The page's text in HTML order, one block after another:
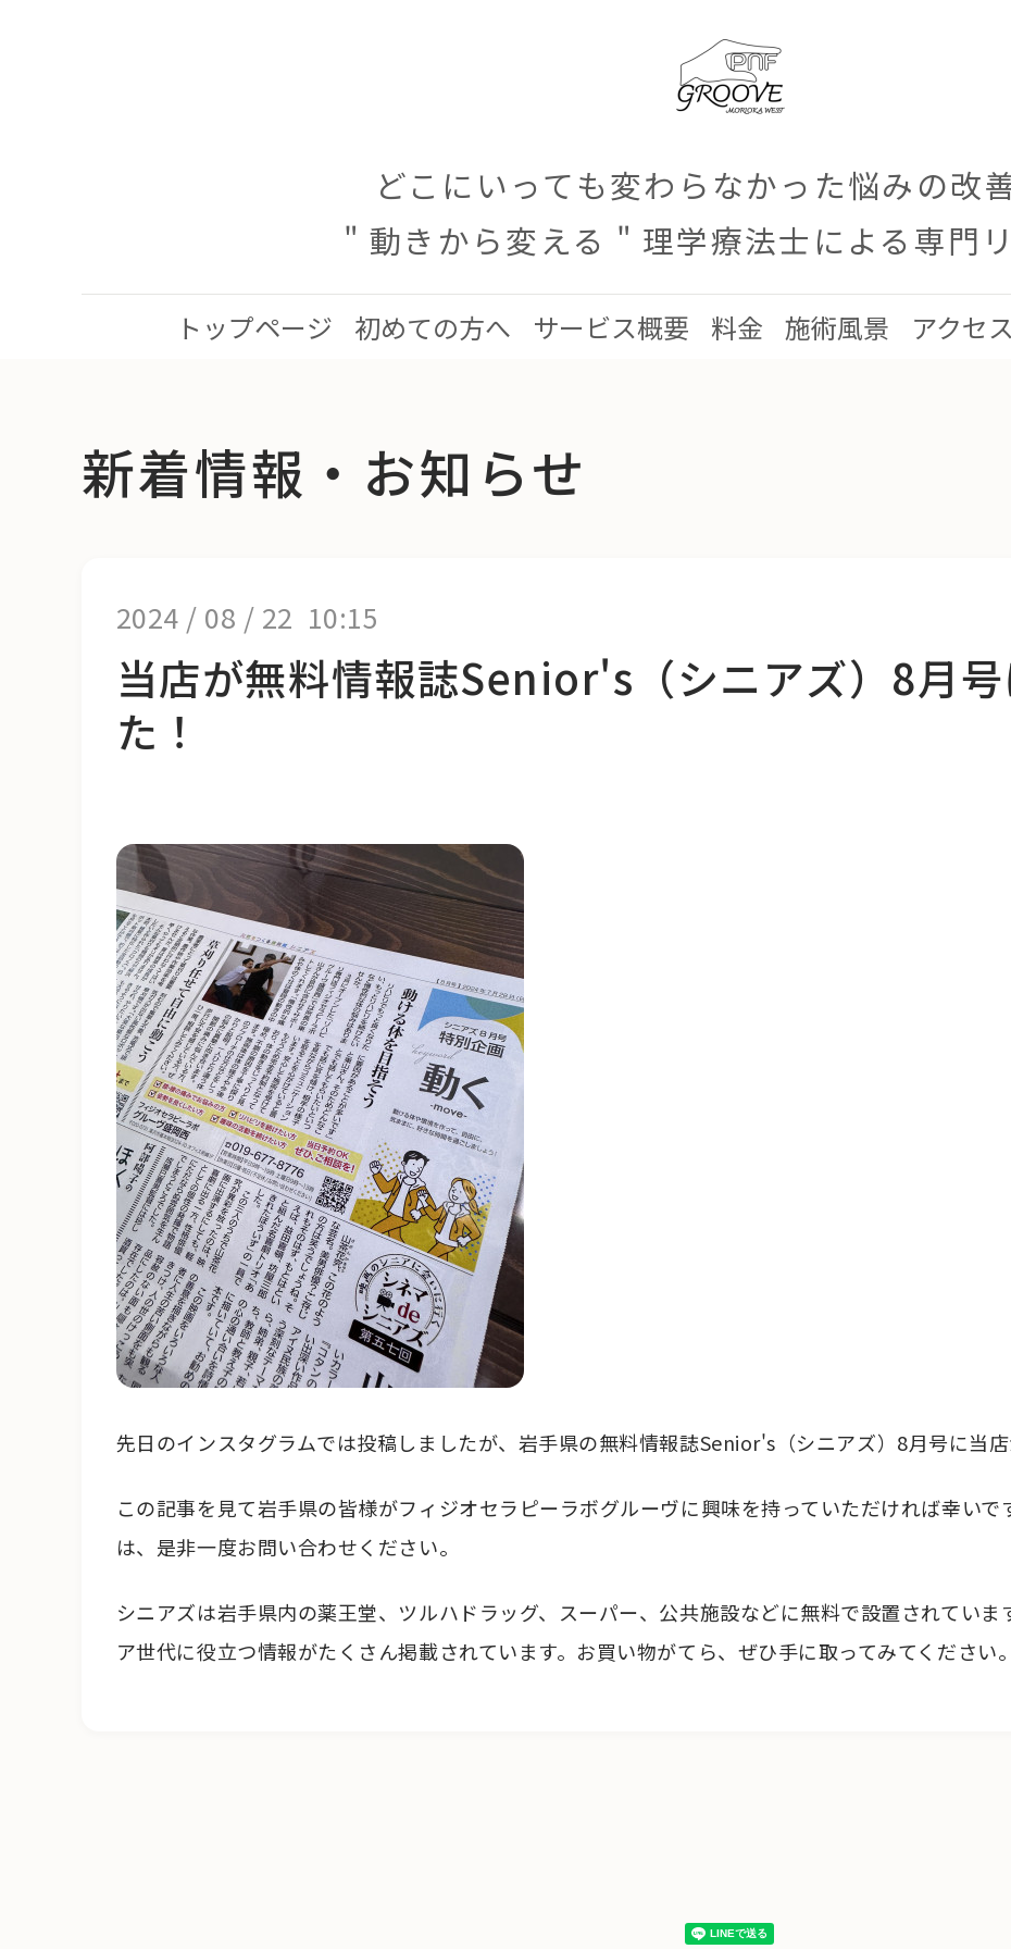
どこにいっても変わらなかった悩みの改善
" 動きから変える " 理学療法士による専門
トップページ 初めての方へ サービス概要 料金 施術風景 アクセス
新着情報・お知らせ
2024 / 08 / 22 10:15
当店が無料情報誌Senior's（シニアズ）8月
た！
先日のインスタグラムでは投稿しましたが、岩手県の無料情報誌Senior's（シニアズ）8月号に当店
この記事を見て岩手県の皆様がフィジオセラピーラボグルーヴに興味を持っていただければ幸い
は、是非一度お問い合わせください。
シニアズは岩手県内の薬王堂、ツルハドラッグ、スーパー、公共施設などに無料で設置されてい
ア世代に役立つ情報がたくさん掲載されています。お買い物がてら、ぜひ手に取ってみてください。